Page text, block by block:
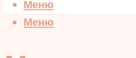
Меню
Меню